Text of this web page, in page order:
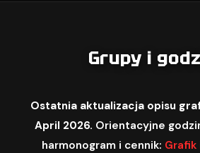
Grupy i
Ostatnia aktualizacja opisu
April 2026. Orientacyjne
harmonogram i cennik: Grafik